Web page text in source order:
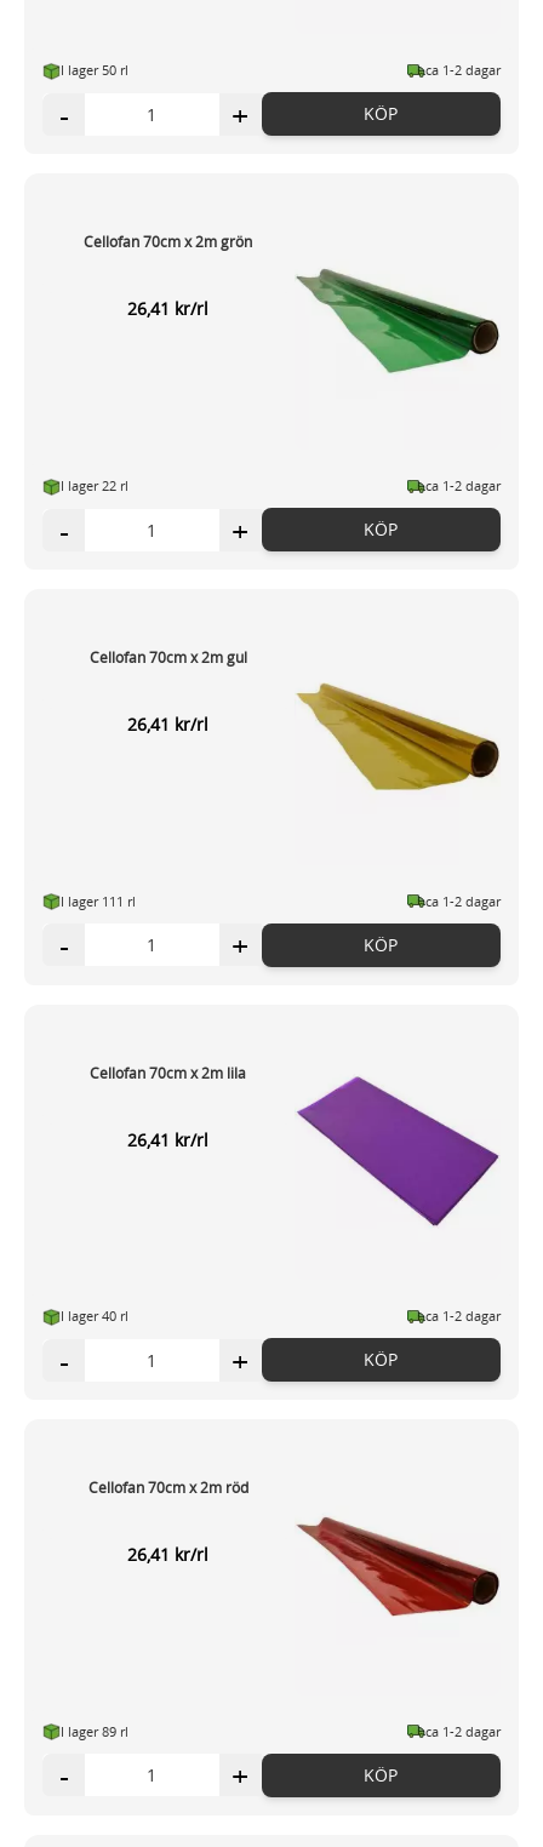
I lager 50 rl ca 1-2 dagar
- + KÖP
Cellofan 70cm x 2m grön
26,41 kr/rl
I lager 22 rl ca 1-2 dagar
- + KÖP
Cellofan 70cm x 2m gul
26,41 kr/rl
I lager 111 rl ca 1-2 dagar
- + KÖP
Cellofan 70cm x 2m lila
26,41 kr/rl
I lager 40 rl ca 1-2 dagar
- + KÖP
Cellofan 70cm x 2m röd
26,41 kr/rl
I lager 89 rl ca 1-2 dagar
- + KÖP